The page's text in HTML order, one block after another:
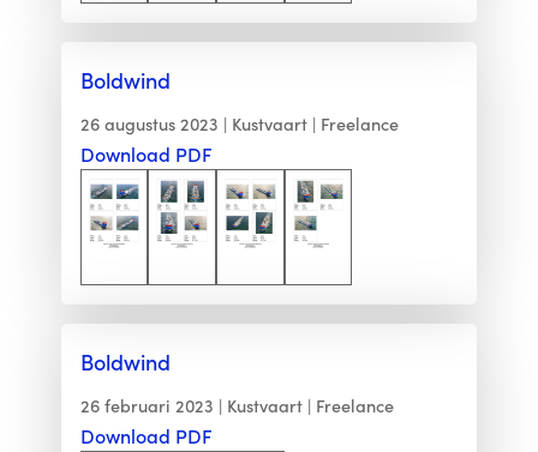
Boldwind
26 augustus 2023 Kustvaart Freelance
Download PDF
Boldwind
26 februari 2023 Kustvaart Freelance
Download PDF